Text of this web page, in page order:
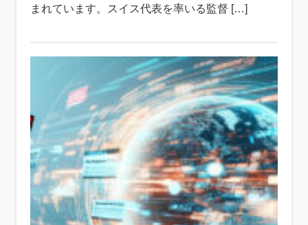
まれています。スイス代表を率いる監督 […]